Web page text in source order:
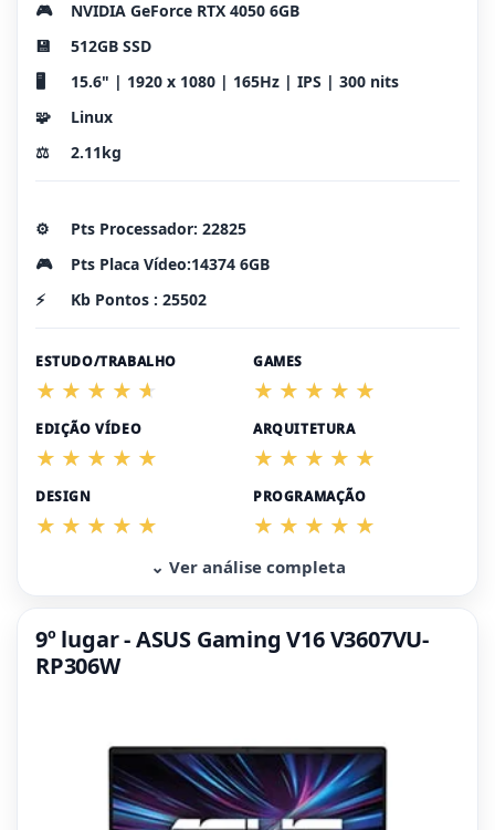
🎮
NVIDIA GeForce RTX 4050 6GB
💾
512GB SSD
🖥️
15.6" | 1920 x 1080 | 165Hz | IPS | 300 nits
🧩
Linux
⚖️
2.11kg
⚙️
Pts Processador: 22825
🎮
Pts Placa Vídeo:14374 6GB
⚡
Kb Pontos : 25502
ESTUDO/TRABALHO GAMES
EDIÇÃO VÍDEO ARQUITETURA
DESIGN PROGRAMAÇÃO
⌄ Ver análise completa
9º lugar - ASUS Gaming V16 V3607VU-
RP306W